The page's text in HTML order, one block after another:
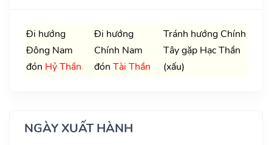
Đi hướng
Đông Nam
đón Hỷ Thần
Đi hướng
Chính Nam
đón Tài Thần
Tránh hướng Chính
Tây gặp Hạc Thần
(xấu)
NGÀY XUẤT HÀNH